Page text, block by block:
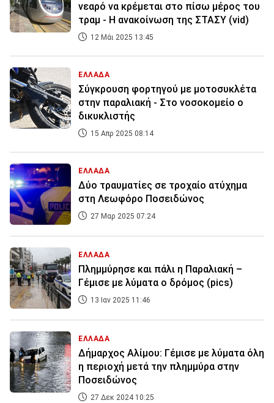
νεαρό να κρέμεται στο πίσω μέρος του
τραμ - Η ανακοίνωση της ΣΤΑΣΥ (vid)
12 Μάι 2025 13:45
ΕΛΛΑΔΑ
Σύγκρουση φορτηγού με μοτοσυκλέτα
στην παραλιακή - Στο νοσοκομείο ο
δικυκλιστής
15 Απρ 2025 08:14
ΕΛΛΑΔΑ
Δύο τραυματίες σε τροχαίο ατύχημα
στη Λεωφόρο Ποσειδώνος
27 Μαρ 2025 07:24
ΕΛΛΑΔΑ
Πλημμύρησε και πάλι η Παραλιακή –
Γέμισε με λύματα ο δρόμος (pics)
13 Ιαν 2025 11:46
ΕΛΛΑΔΑ
Δήμαρχος Αλίμου: Γέμισε με λύματα όλη
η περιοχή μετά την πλημμύρα στην
Ποσειδώνος
27 Δεκ 2024 10:25